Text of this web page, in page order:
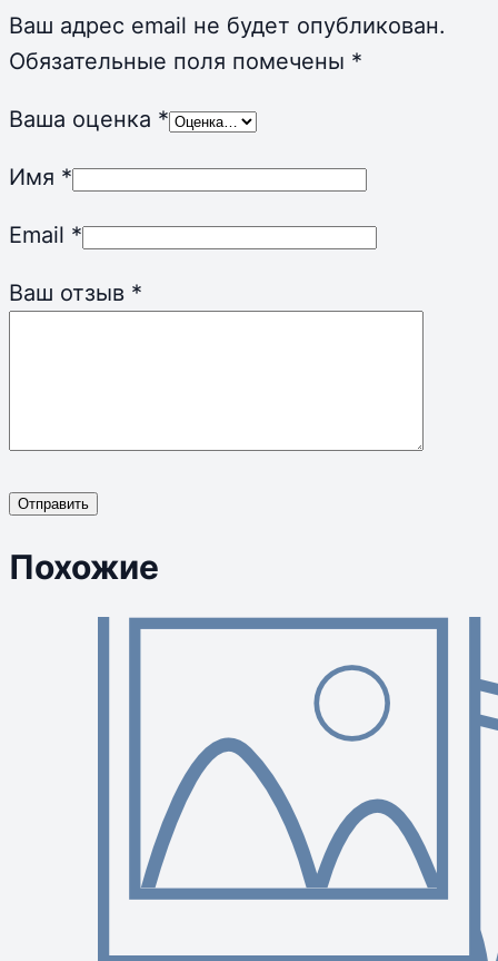
Ваш адрес email не будет опубликован.
Обязательные поля помечены *
Ваша оценка *
Имя *
Email *
Ваш отзыв *
Отправить
Похожие